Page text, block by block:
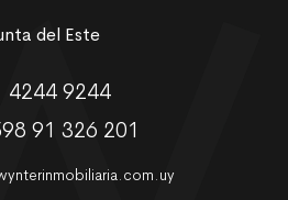
del Este
4244 9244
91 326 201